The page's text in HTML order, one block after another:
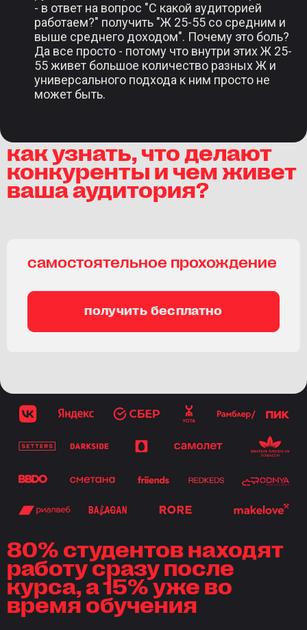
- в ответ на вопрос "С какой аудиторией
работаем?" получить "Ж 25-55 со средним и
выше среднего доходом". Почему это боль?
Да все просто - потому что внутри этих Ж 25-
55 живет большое количество разных Ж и
универсального подхода к ним просто не
может быть.
как узнать, что делают
конкуренты и чем живет
ваша аудитория?
самостоятельное прохождение
получить бесплатно
80% студентов находят
работу сразу после
курса, а 15% уже во
время обучения